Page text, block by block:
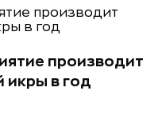
производит
икры в год